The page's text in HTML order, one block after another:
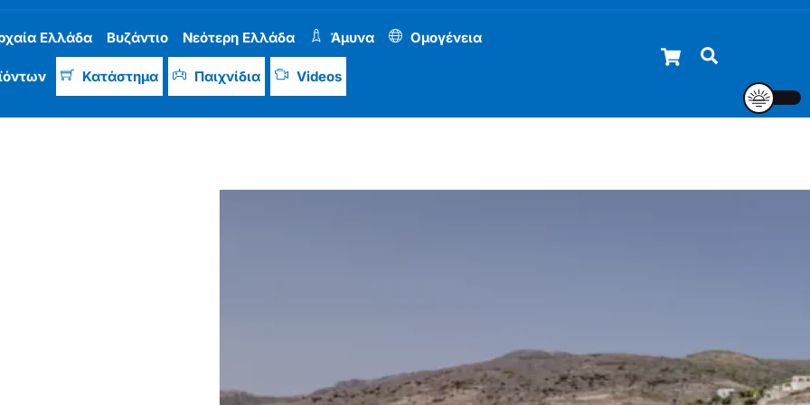
Cart
Ελλάδα Βυζάντιο Νεότερη Ελλάδα Άμυνα Ομογένεια
Κατάστημα Παιχνίδια Videos